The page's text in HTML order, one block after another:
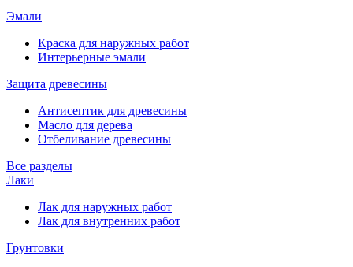
Эмали
Краска для наружных работ
Интерьерные эмали
Защита древесины
Антисептик для древесины
Масло для дерева
Отбеливание древесины
Все разделы
Лаки
Лак для наружных работ
Лак для внутренних работ
Грунтовки